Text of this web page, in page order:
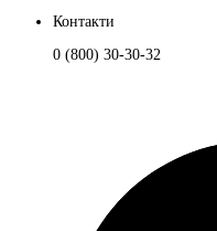
Контакти
0 (800) 30-30-32